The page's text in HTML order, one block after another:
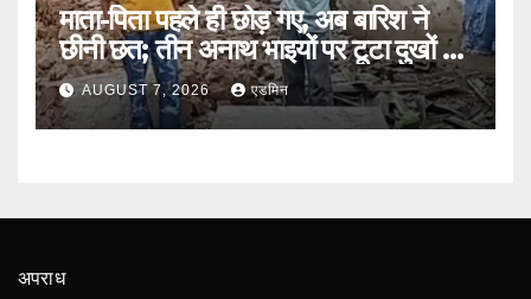
माता-पिता पहले ही छोड़ गए, अब बारिश ने
छीनी छत; तीन अनाथ भाइयों पर टूटा दुखों का
पहाड़AUGUST 7, 2026 एडमिन
अपराध